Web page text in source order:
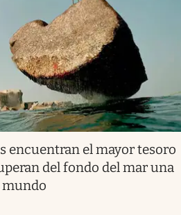
encuentran el mayor tesoro
del fondo del mar una
mundo